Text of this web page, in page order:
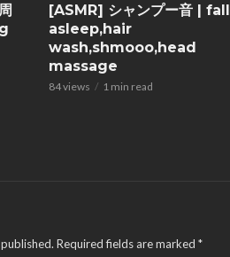
[ASMR] シャンプー音 | fall
asleep,hair
wash,shmooo,head
massage
84 views 1 min read
Required fields are marked *